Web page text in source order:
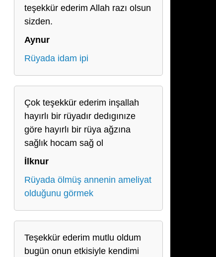
teşekkür ederim Allah razı olsun
sizden.
Aynur
Rüyada idam ipi
Çok teşekkür ederim inşallah
hayırlı bir rüyadır dedıgınıze
göre hayırlı bir rüya ağzına
sağlık hocam sağ ol
İlknur
Rüyada ölmüş annenin ameliyat
olduğunu görmek
Teşekkür ederim mutlu oldum
bugün onun etkisiyle kendimi